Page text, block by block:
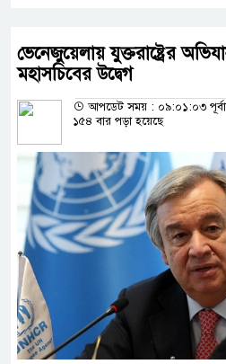
ভেনেজুয়েলায় যুক্তরাষ্ট্রের
মহাসচিবের উদ্বেগ
আপডেট সময় : ০৯:০১:০৩
১৫৪ বার পড়া হয়েছে